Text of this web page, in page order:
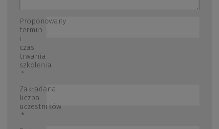
Proponowany
termin
i
czas
trwania
szkolenia
*
Zakładana
liczba
uczestników
*